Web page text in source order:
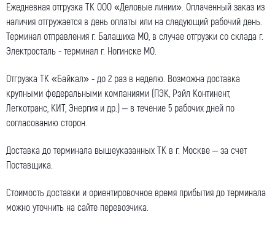
Ежедневная отгрузка ТК ООО «Деловые линии». Оплаченный заказ из
наличия отгружается в день оплаты или на следующий рабочий день.
Терминал отправления г. Балашиха МО, в случае отгрузки со склада г.
Электросталь - терминал г. Ногинске МО.
Отгрузка ТК «Байкал» - до 2 раз в неделю. Возможна доставка
крупными федеральными компаниями (ПЭК, Рэйл Континент,
Легкотранс, КИТ, Энергия и др.) – в течение 5 рабочих дней по
согласованию сторон.
Доставка до терминала вышеуказанных ТК в г. Москве – за счет
Поставщика.
Стоимость доставки и ориентировочное время прибытия до терминала
можно уточнить на сайте перевозчика.